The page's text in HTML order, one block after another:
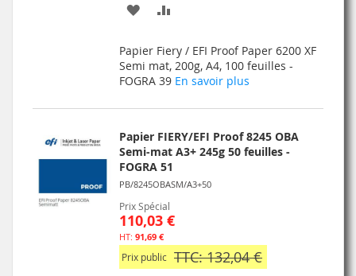
AJOUTER
MA
COMPARATEUR
Papier Fiery / EFI Proof Paper 6200 XF
Semi mat, 200g, A4, 100 feuilles -
FOGRA 39 En savoir plus
Papier FIERY/EFI Proof 8245 OBA
Semi-mat A3+ 245g 50 feuilles -
FOGRA 51
PB/8245OBASM/A3+50
Prix Spécial
110,03 €
91,69 €
Prix public TTC: 132,04 €